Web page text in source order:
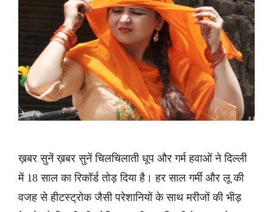
ख़बर सुनें ख़बर सुनें चिलचिलाती धूप और गर्म हवाओं ने दिल्ली
में 18 साल का रिकॉर्ड तोड़ दिया है। हर साल गर्मी और लू की
वजह से हीटस्ट्रोक जैसी परेशानियों के साथ मरीजों की भीड़